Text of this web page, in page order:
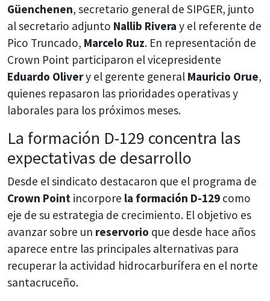
Güenchenen, secretario general de SIPGER, junto
al secretario adjunto Nallib Rivera y el referente de
Pico Truncado, Marcelo Ruz. En representación de
Crown Point participaron el vicepresidente
Eduardo Olivery el gerente general Mauricio Orue,
quienes repasaron las prioridades operativas y
laborales para los próximos meses.
La formación D-129 concentra las
expectativas de desarrollo
Desde el sindicato destacaron que el programa de
Crown Point incorpore la formación D-129 como
eje de su estrategia de crecimiento. El objetivo es
avanzar sobre un reservorio que desde hace años
aparece entre las principales alternativas para
recuperar la actividad hidrocarburífera en el norte
santacruceño.